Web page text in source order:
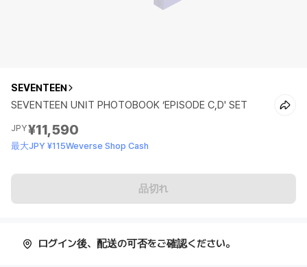
SEVENTEEN
SEVENTEEN UNIT PHOTOBOOK ‘EPISODE C,D' SET
JPY¥11,590
最大JPY ¥115Weverse Shop Cash
品切れ
ログイン後、配送の可否をご確認ください。